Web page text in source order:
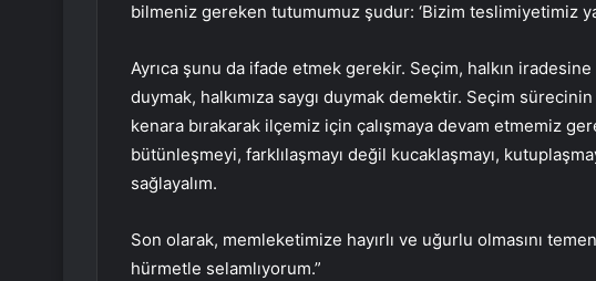
bilmeniz gereken tutumumuz şudur: ‘Bizim teslimiyetimiz
Ayrıca şunu da ifade etmek gerekir. Seçim, halkın
duymak, halkımıza saygı duymak demektir. Seçim
kenara bırakarak ilçemiz için çalışmaya devam etmemiz
bütünleşmeyi, farklılaşmayı değil kucaklaşmayı,
sağlayalım.
Son olarak, memleketimize hayırlı ve uğurlu olmasını
hürmetle selamlıyorum.”